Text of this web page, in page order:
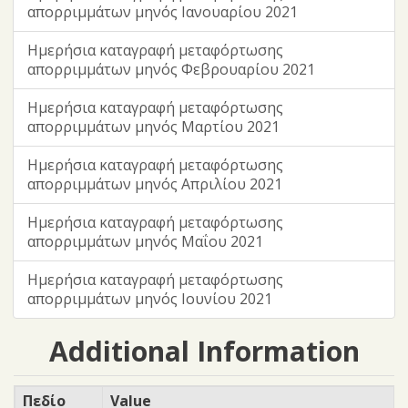
απορριμμάτων μηνός Ιανουαρίου 2021
Ημερήσια καταγραφή μεταφόρτωσης
απορριμμάτων μηνός Φεβρουαρίου 2021
Ημερήσια καταγραφή μεταφόρτωσης
απορριμμάτων μηνός Μαρτίου 2021
Ημερήσια καταγραφή μεταφόρτωσης
απορριμμάτων μηνός Απριλίου 2021
Ημερήσια καταγραφή μεταφόρτωσης
απορριμμάτων μηνός Μαΐου 2021
Ημερήσια καταγραφή μεταφόρτωσης
απορριμμάτων μηνός Ιουνίου 2021
Additional Information
Πεδίο Value